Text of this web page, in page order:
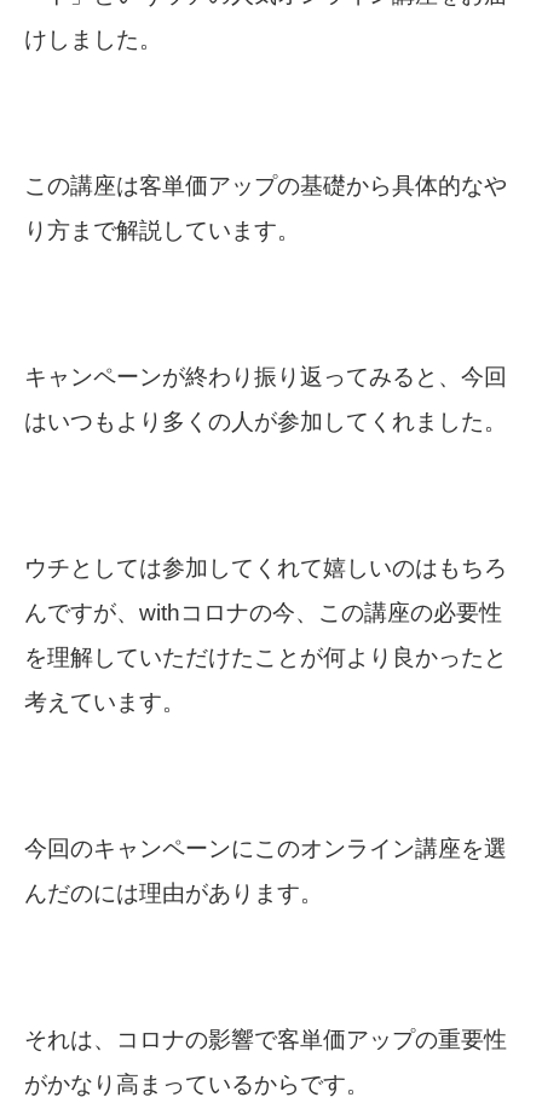
けしました。
この講座は客単価アップの基礎から具体的なや
り方まで解説しています。
キャンペーンが終わり振り返ってみると、今回
はいつもより多くの人が参加してくれました。
ウチとしては参加してくれて嬉しいのはもちろ
んですが、withコロナの今、この講座の必要性
を理解していただけたことが何より良かったと
考えています。
今回のキャンペーンにこのオンライン講座を選
んだのには理由があります。
それは、コロナの影響で客単価アップの重要性
がかなり高まっているからです。